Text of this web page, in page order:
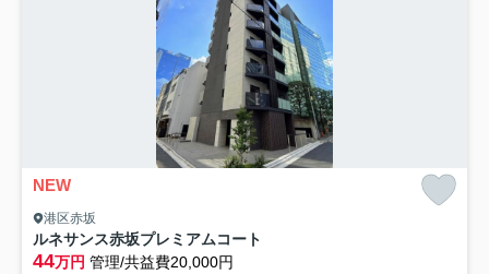
NEW
港区赤坂
ルネサンス赤坂プレミアムコート
44万円 管理/共益費20,000円